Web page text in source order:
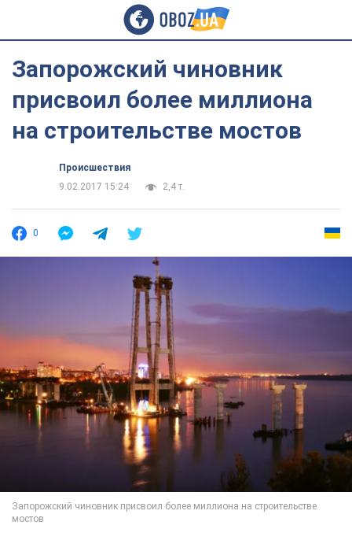
Запорожский чиновник
присвоил более миллиона
на строительстве мостов
Происшествия
9.02.2017 15:24
2,4 т.
0